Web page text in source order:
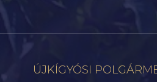
ÚJKÍGYÓSI